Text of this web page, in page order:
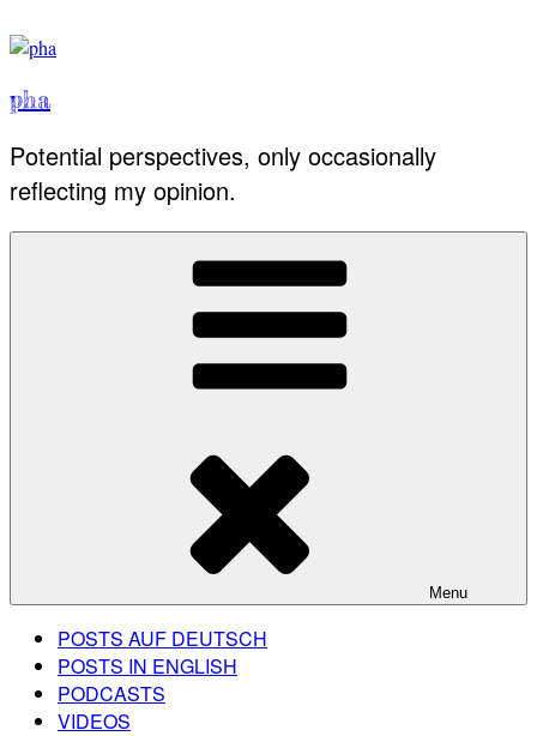
to
pha
Potential perspectives, only occasionally
reflecting my opinion.
Menu
POSTS AUF DEUTSCH
POSTS IN ENGLISH
PODCASTS
VIDEOS